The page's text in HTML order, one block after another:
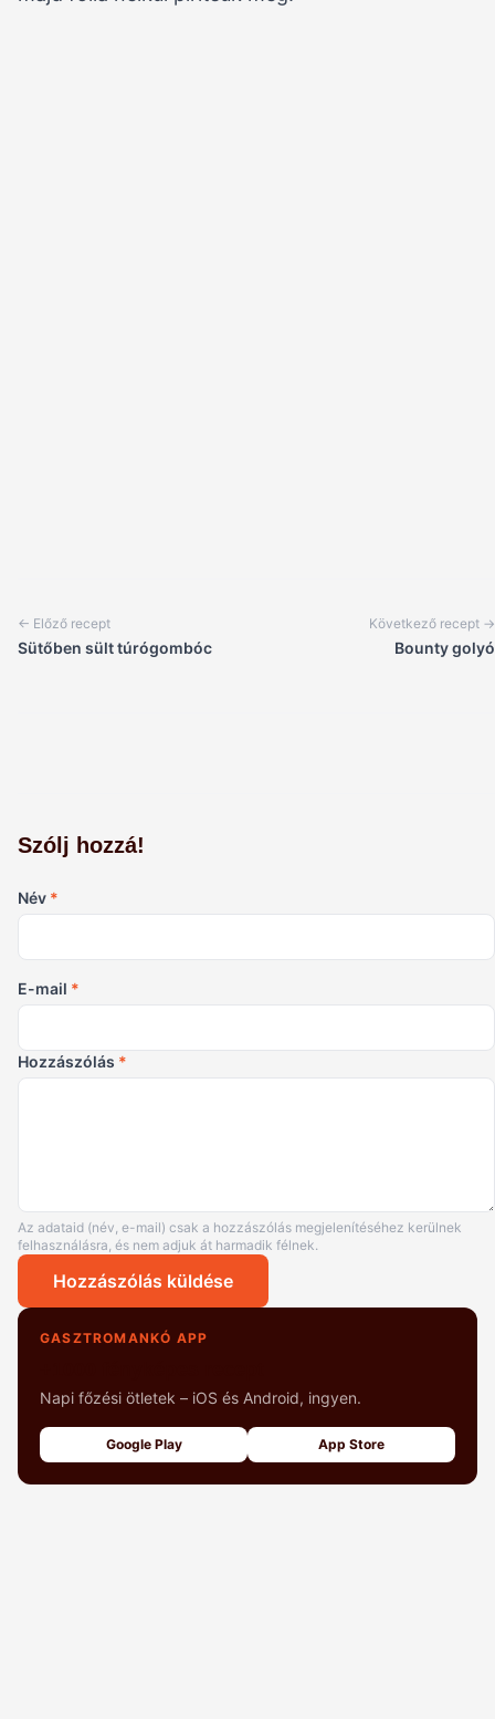
← Előző recept
Sütőben sült túrógombóc
Következő recept →
Bounty golyó
Szólj hozzá!
Név *
E-mail *
Hozzászólás *
Az adataid (név, e-mail) csak a hozzászólás megjelenítéséhez kerülnek
felhasználásra, és nem adjuk át harmadik félnek.
Hozzászólás küldése
GASZTROMANKÓ APP
Napi főzési ötletek – iOS és Android, ingyen.
Google Play App Store